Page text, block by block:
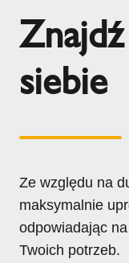
siebie
Ze względu na
maksymalnie
odpowiadając
Twoich potrzeb.